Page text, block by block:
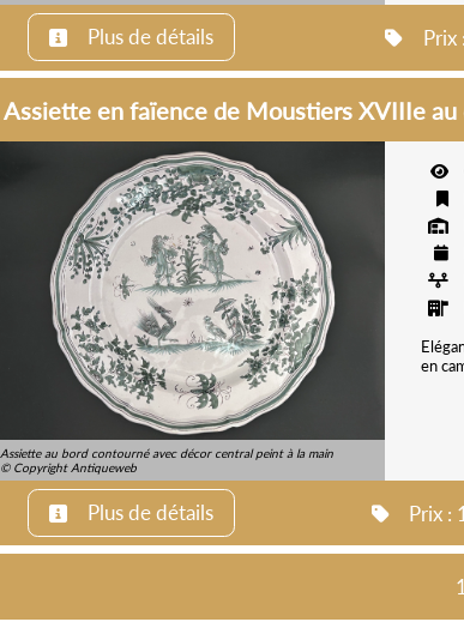
Plus de détails Prix
Assiette en faïence de Moustiers XVIIIe
Assiette au bord contourné avec décor central peint à la main
© Copyright Antiqueweb
en
Plus de détails Prix :